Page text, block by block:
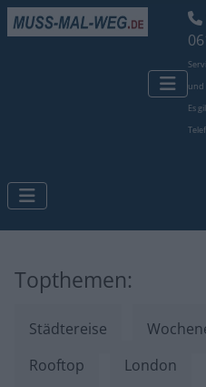
und
Es
Topthemen:
Städtereise
Rooftop
London